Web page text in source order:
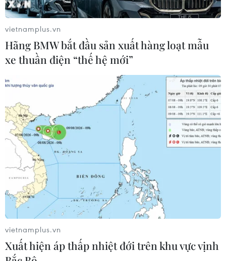
vụ cháy chợ Biên Hòa
06/08/2026 04:37
Nâng cao hiệu quả đấu tranh phòng,
chống tội phạm và vi phạm pháp luật
06/08/2026 04:13
Cảnh báo thủ đoạn lừa đảo đưa lao
động thời vụ sang Hàn Quốc
06/08/2026 04:11
24 năm tù cho 2 vợ chồng tổ
chức “bay lắc” tại Hà Nội
vietnamplus.vn
Hãng BMW bắt đầu sản xuất hàng loạt mẫu
xe thuần điện “thế hệ mới”
vietnamplus.vn
Xuất hiện áp thấp nhiệt đới trên khu vực vịnh